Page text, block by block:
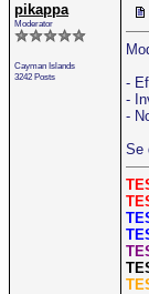
pikappa
Moderator
Cayman Islands
3242 Posts
-
-
-
Se